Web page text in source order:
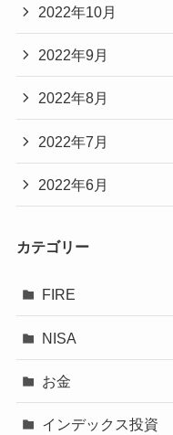
2022年10月
2022年9月
2022年8月
2022年7月
2022年6月
カテゴリー
FIRE
NISA
お金
インデックス投資